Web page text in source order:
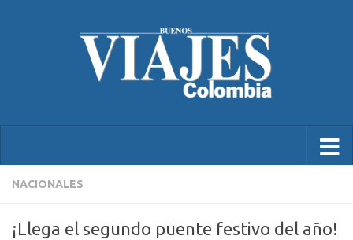
NACIONALES
¡Llega el segundo puente festivo del año!